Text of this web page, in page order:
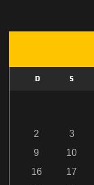
D S
2
3
9
10
16
17